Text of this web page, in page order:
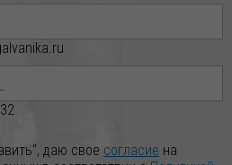
ЦИНКА ХЛОРИСТОГО уже на
Друзья! Реализуем ЦИНК
заказ
29.01.2026
даю свое согласие на